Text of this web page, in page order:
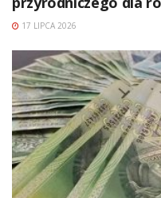
17 LIPCA 2026